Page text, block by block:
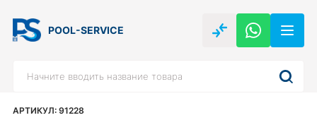
POOL-SERVICE
АРТИКУЛ: 91228